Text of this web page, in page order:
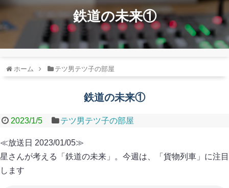
鉄道の未来①
ホーム テツ男テツ子の部屋
鉄道の未来①
2023/1/5 テツ男テツ子の部屋
≪放送日 2023/01/05≫
星さんが考える「鉄道の未来」。今週は、「貨物列車」に注目
します